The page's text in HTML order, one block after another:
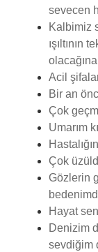
sevecen
Kalbimiz
ışıltının
Acil
Bir an
Çok
Umarım
Çok
Gözlerin
Hayat
Denizim
sevdiğim